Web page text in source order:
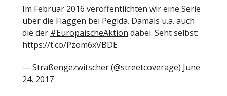
Im Februar 2016 veröffentlichten wir eine Serie
über die Flaggen bei Pegida. Damals u.a. auch
die der #EuropäischeAktion dabei. Seht selbst:
https://t.co/Pzom6xVBDE
— Straßengezwitscher (@streetcoverage) June
24, 2017